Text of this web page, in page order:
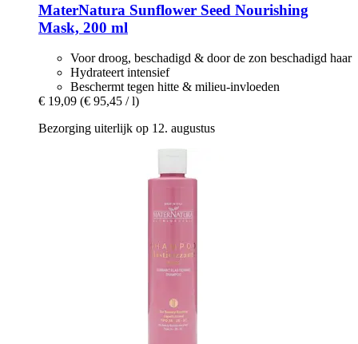
MaterNatura Sunflower Seed Nourishing
Mask, 200 ml
Voor droog, beschadigd & door de zon beschadigd haar
Hydrateert intensief
Beschermt tegen hitte & milieu-invloeden
€ 19,09 (€ 95,45 / l)
Bezorging uiterlijk op 12. augustus